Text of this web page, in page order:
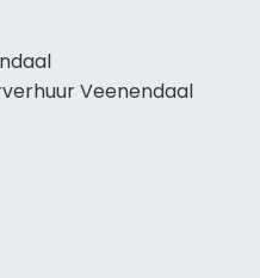
Veenendaal